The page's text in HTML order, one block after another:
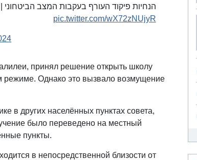
הנחיות פיקוד העורף בעקבות המצב
pic.twitter.com/wX72zNUjyR
принял решение открыть школу
режиме. Однако это вызвало возмущение
в других населённых пунктах совета,
было переведено на местный
пункты.
в непосредственной близости от